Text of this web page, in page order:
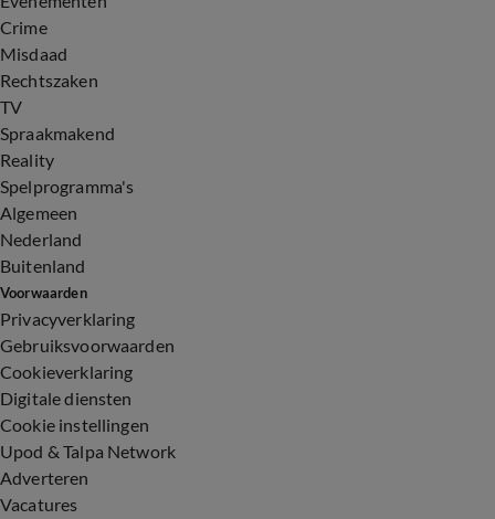
Crime
Misdaad
Rechtszaken
TV
Spraakmakend
Reality
Spelprogramma's
Algemeen
Nederland
Buitenland
Voorwaarden
Privacyverklaring
Gebruiksvoorwaarden
Cookieverklaring
Digitale diensten
Cookie instellingen
Upod & Talpa Network
Adverteren
Vacatures